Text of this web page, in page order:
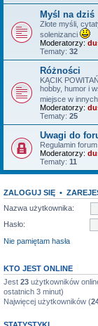
Myśl na dziś
Złote myśli,
solenizanci
Moderatorzy:
Tematy: 32
Różności
KĄCIK
hobby, humor i
miejsce w innych
Moderatorzy:
Tematy: 25
Uwagi do
Regulamin
Moderatorzy:
Tematy: 11
ZALOGUJ SIĘ •
Nazwa użytkownika:
Hasło:
Nie pamiętam hasła
KTO JEST ONLINE
Jest 23 użytkowników
ostatnich 3 minut)
Najwięcej użytkowników (
STATYSTYKI